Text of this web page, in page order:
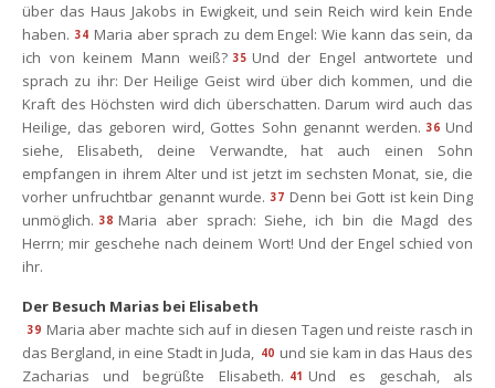
über das Haus Jakobs in Ewigkeit, und sein Reich wird kein Ende
haben. 34 Maria aber sprach zu dem Engel: Wie kann das sein, da
ich von keinem Mann weiß? 35 Und der Engel antwortete und
prach zu ihr: Der Heilige Geist wird über dich kommen, und die
Kraft des Höchsten wird dich überschatten. Darum wird auch das
Heilige, das geboren wird, Gottes Sohn genannt werden. 36 Und
iehe, Elisabeth, deine Verwandte, hat auch einen Sohn
empfangen in ihrem Alter und ist jetzt im sechsten Monat, sie, die
vorher unfruchtbar genannt wurde. 37 Denn bei Gott ist kein Ding
unmöglich. 38 Maria aber sprach: Siehe, ich bin die Magd des
Herrn; mir geschehe nach deinem Wort! Und der Engel schied von
ihr.
Der Besuch Marias bei Elisabeth
39 Maria aber machte sich auf in diesen Tagen und reiste rasch in
das Bergland, in eine Stadt in Juda, 40 und sie kam in das Haus des
Zacharias und begrüßte Elisabeth. 41 Und es geschah, als